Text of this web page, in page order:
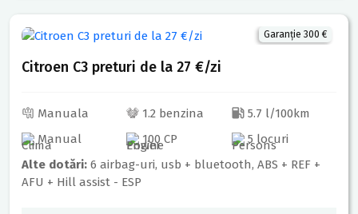
Garanție 300 €
Citroen C3 preturi de la 27 €/zi
Manuala 1.2 benzina
5.7 l/100km
Manual
100 CP
5 locuri
Alte dotări: 6 airbag-uri, usb + bluetooth, ABS + REF +
AFU + Hill assist - ESP